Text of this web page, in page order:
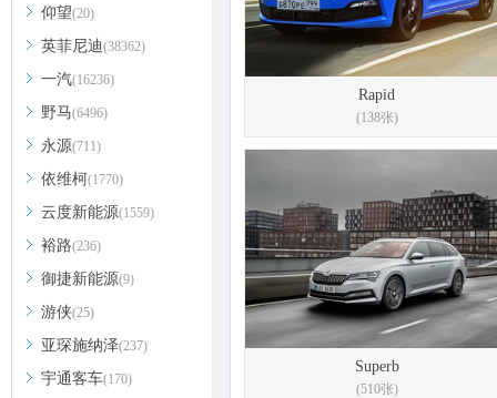
仰望(20)
英菲尼迪(38362)
一汽(16236)
野马(6496)
永源(711)
依维柯(1770)
云度新能源(1559)
裕路(236)
御捷新能源(9)
游侠(25)
亚琛施纳泽(237)
宇通客车(170)
Rapid
(138张)
Superb
(510张)